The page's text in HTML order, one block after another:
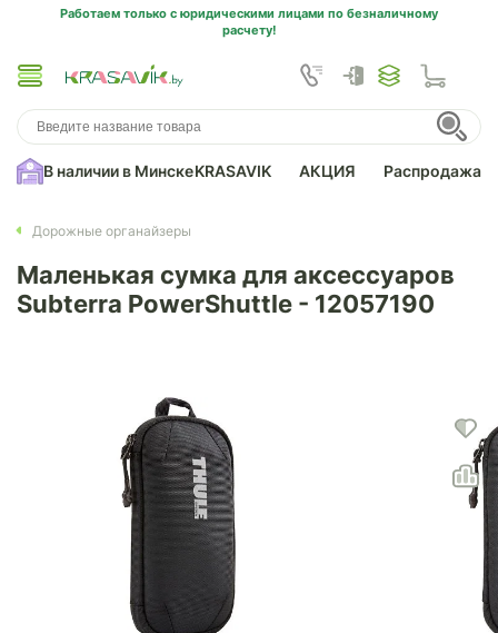
Работаем только с юридическими лицами по безналичному
расчету!
В наличии в МинскеKRASAVIK АКЦИЯ Распродажа
Дорожные органайзеры
Маленькая сумка для аксессуаров
Subterra PowerShuttle - 12057190